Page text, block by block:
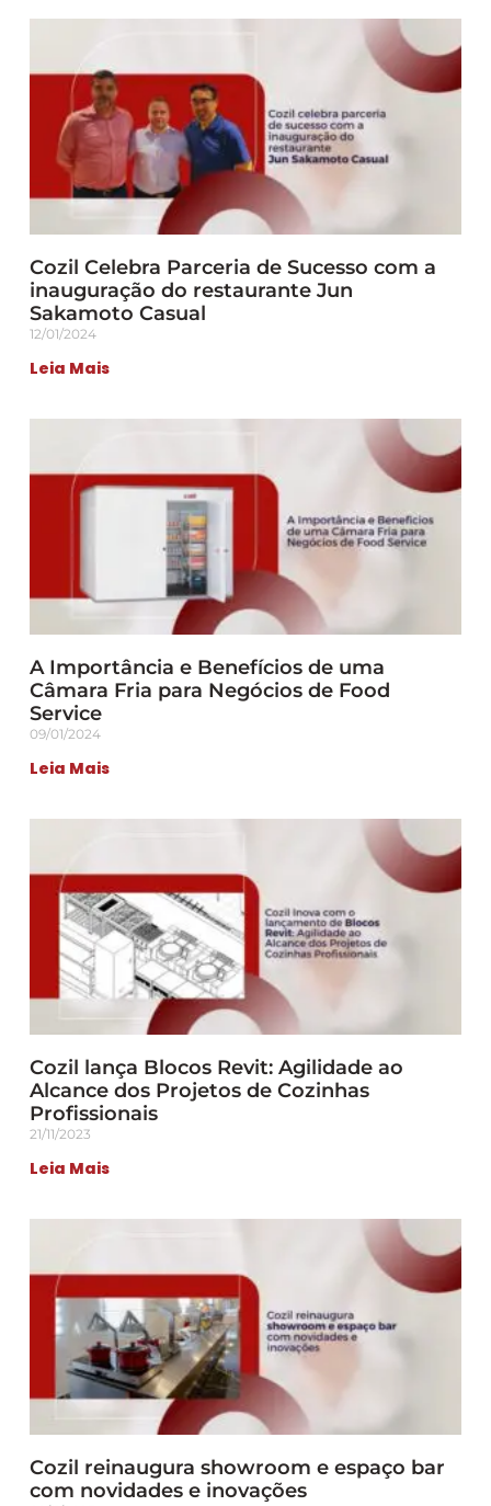
Cozil Celebra Parceria de Sucesso com a
inauguração do restaurante Jun
Sakamoto Casual
12/01/2024
Leia Mais
A Importância e Benefícios de uma
Câmara Fria para Negócios de Food
Service
09/01/2024
Leia Mais
Cozil lança Blocos Revit: Agilidade ao
Alcance dos Projetos de Cozinhas
Profissionais
21/11/2023
Leia Mais
Cozil reinaugura showroom e espaço bar
com novidades e inovações